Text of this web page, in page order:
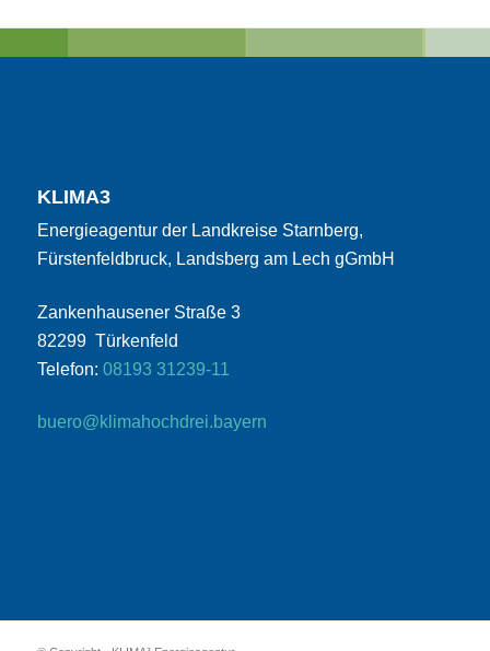
KLIMA3
Energieagentur der Landkreise Starnberg,
Fürstenfeldbruck, Landsberg am Lech gGmbH
Zankenhausener Straße 3
82299 Türkenfeld
Telefon: 08193 31239-11
buero@klimahochdrei.bayern